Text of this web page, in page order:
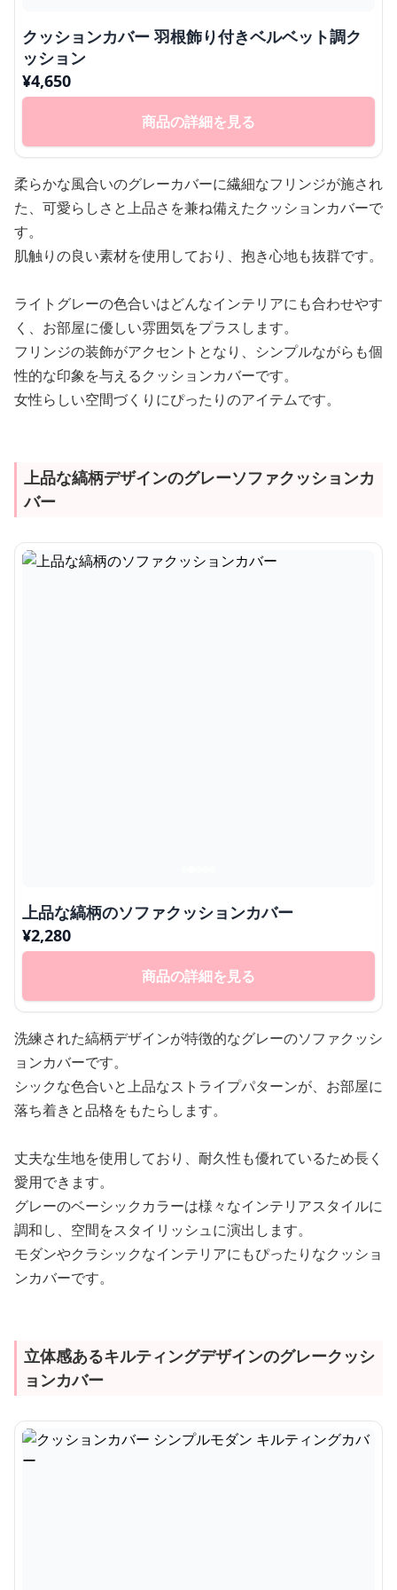
クッションカバー 羽根飾り付きベルベット調ク
ッション
¥4,650
商品の詳細を見る
柔らかな風合いのグレーカバーに繊細なフリンジが施され
た、可愛らしさと上品さを兼ね備えたクッションカバーで
す。
肌触りの良い素材を使用しており、抱き心地も抜群です。
ライトグレーの色合いはどんなインテリアにも合わせやす
く、お部屋に優しい雰囲気をプラスします。
フリンジの装飾がアクセントとなり、シンプルながらも個
性的な印象を与えるクッションカバーです。
女性らしい空間づくりにぴったりのアイテムです。
上品な縞柄デザインのグレーソファクッションカ
バー
上品な縞柄のソファクッションカバー
¥2,280
商品の詳細を見る
洗練された縞柄デザインが特徴的なグレーのソファクッシ
ョンカバーです。
シックな色合いと上品なストライプパターンが、お部屋に
落ち着きと品格をもたらします。
丈夫な生地を使用しており、耐久性も優れているため長く
愛用できます。
グレーのベーシックカラーは様々なインテリアスタイルに
調和し、空間をスタイリッシュに演出します。
モダンやクラシックなインテリアにもぴったりなクッショ
ンカバーです。
立体感あるキルティングデザインのグレークッシ
ョンカバー